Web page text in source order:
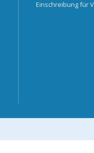
Einschreibung für